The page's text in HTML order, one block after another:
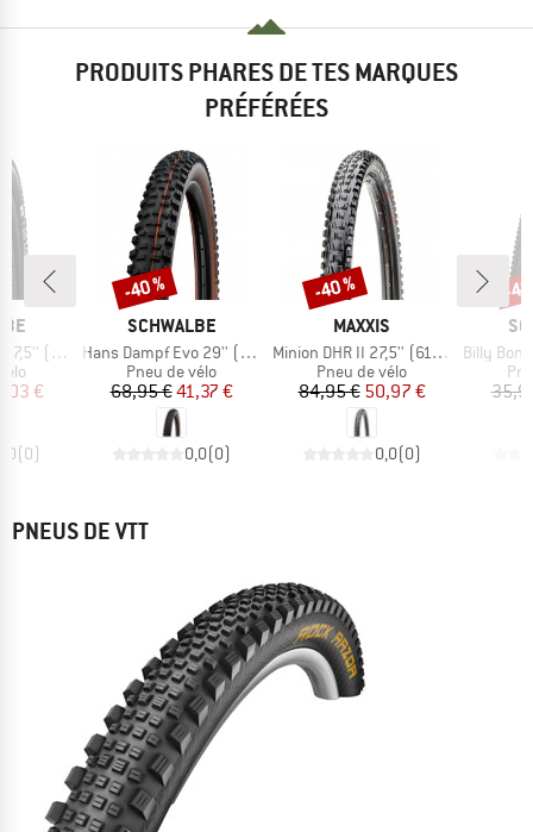
PRODUITS PHARES DE TES MARQUES
PRÉFÉRÉES
Race TLE
réduit
€
(0)
MARQUE
SCHWALBE
Article
Hans Dampf Evo 29'' (60-622) Super Trail TLE
Product group
Pneu de vélo
Prix
68,95 €Prix réduit
41,37 €
0,0(0)
Remise
-40 %
MARQUE
MAXXIS
Article
Minion DHR II 27,5'' (61-584) WT 3C MxGrip DD TR
Product group
Pneu de vélo
Prix
84,95 €Prix réduit
50,97 €
0,0(0)
Remise
-40 %
Article
Billy Bonkers
-
PNEUS DE VTT